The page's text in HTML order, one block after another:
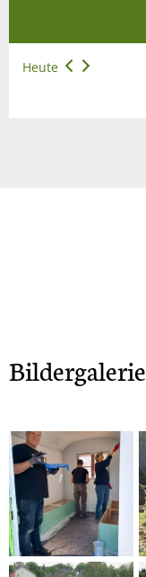
Heute
Bildergalerie